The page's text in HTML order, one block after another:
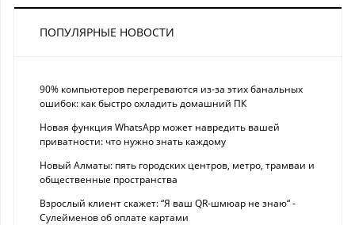
ПОПУЛЯРНЫЕ НОВОСТИ
90% компьютеров перегреваются из-за этих банальных
ошибок: как быстро охладить домашний ПК
Новая функция WhatsApp может навредить вашей
приватности: что нужно знать каждому
Новый Алматы: пять городских центров, метро, трамваи и
общественные пространства
Взрослый клиент скажет: “Я ваш QR-шмюар не знаю“ -
Сулейменов об оплате картами